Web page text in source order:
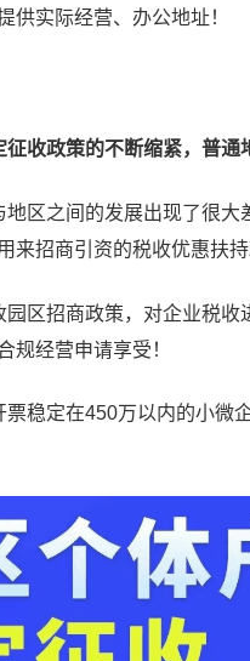
供实际经营、办公地址！
收政策的不断缩紧，普通
区之间的发展出现了很
来招商引资的税收优惠扶持
区招商政策，对企业税
规经营申请享受！
稳定在450万以内的小微